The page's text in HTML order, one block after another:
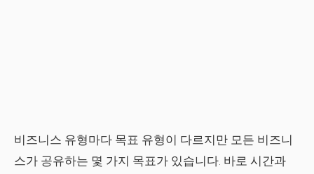
비즈니스 유형마다 목표 유형이 다르지만 모든 비즈니
스가 공유하는 몇 가지 목표가 있습니다. 바로 시간과